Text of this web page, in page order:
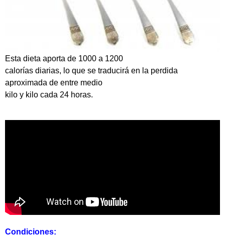
Esta dieta aporta de 1000 a 1200
calorías diarias, lo que se traducirá en la perdida
aproximada de entre medio
kilo y kilo cada 24 horas.
Condiciones: